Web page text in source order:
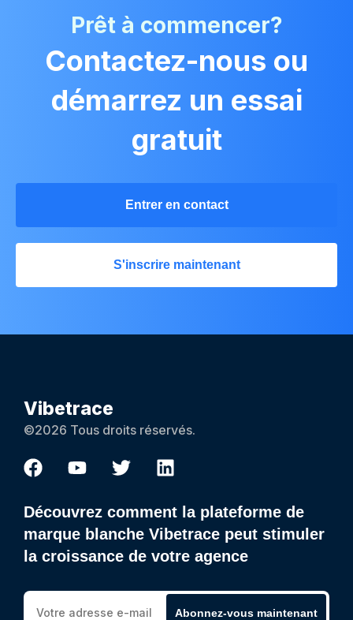
Prêt à commencer?
Contactez-nous ou
démarrez un essai
gratuit
Entrer en contact
S'inscrire maintenant
Vibetrace
©2026 Tous droits réservés.
Découvrez comment la plateforme de
marque blanche Vibetrace peut stimuler
la croissance de votre agence
Abonnez-vous maintenant